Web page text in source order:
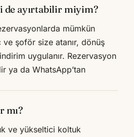
de ayırtabilir miyim?
mümkün
ve şoför size atanır, dönüş
uygulanır. Rezervasyon
ya da WhatsApp’tan
mı?
ve yükseltici koltuk